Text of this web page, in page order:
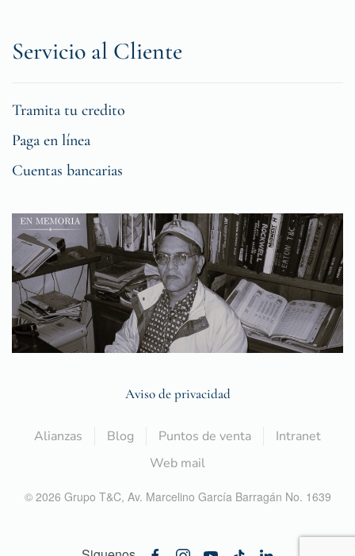
Servicio al Cliente
Tramita tu credito
Paga en línea
Cuentas bancarias
Aviso de privacidad
Alianzas Blog Puntos de venta
Intranet
Web mail
© 2026 Grupo T&C, Av. Marcelino García Barragán No. 1639